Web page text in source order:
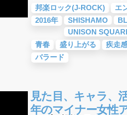
邦楽ロック(J-ROCK)
エ
2016年
SHISHAMO
UNISON
青春
盛り上がる 疾走
バラード
見た目、キャラ、
年のマイナー女性